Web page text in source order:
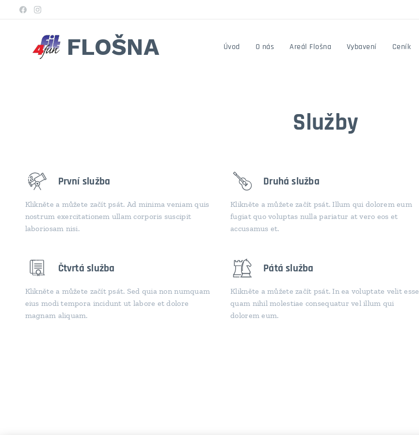
FLOŠNA Úvod O nás Areál Flošna Vybavení Ceník
Služby
První služba
Klikněte a můžete začít psát. Ad minima veniam quis
nostrum exercitationem ullam corporis suscipit
laboriosam nisi.
Druhá služba
Klikněte a můžete začít psát. Illum qui dolorem eum
fugiat quo voluptas nulla pariatur at vero eos et
accusamus et.
Čtvrtá služba
Klikněte a můžete začít psát. Sed quia non numquam
eius modi tempora incidunt ut labore et dolore
magnam aliquam.
Pátá služba
Klikněte a můžete začít psát. In ea voluptate velit esse
quam nihil molestiae consequatur vel illum qui
dolorem eum.